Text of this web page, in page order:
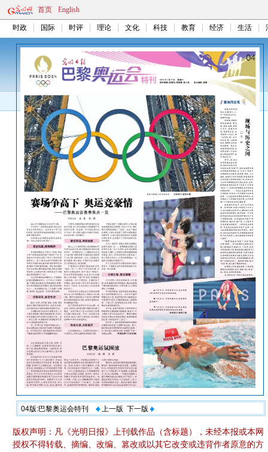
首页 English
时政 国际 时评 理论 文化 科技 教育 经济 生活
04版:巴黎奥运会特刊 上一版 下一版
版权声明：凡《光明日报》上刊载作品（含标题），未经本报或本网
授权不得转载、摘编、改编、篡改或以其它改变或违背作者原意的方